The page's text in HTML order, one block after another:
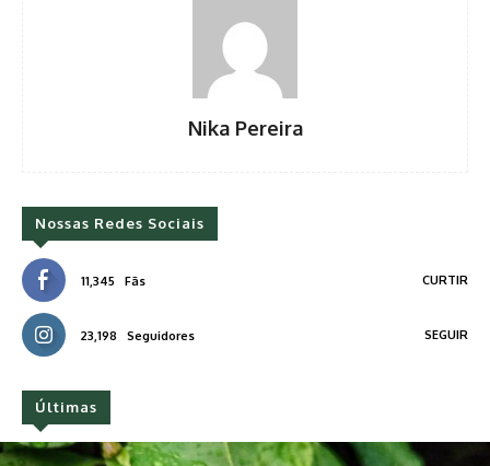
Nika Pereira
Nossas Redes Sociais
11,345 Fãs CURTIR
23,198 Seguidores SEGUIR
Últimas